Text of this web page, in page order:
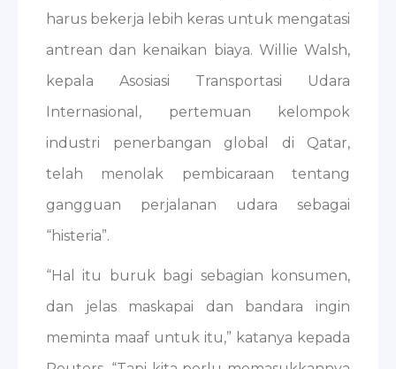
harus bekerja lebih keras untuk mengatasi
antrean dan kenaikan biaya. Willie Walsh,
kepala Asosiasi Transportasi Udara
Internasional, pertemuan kelompok
industri penerbangan global di Qatar,
telah menolak pembicaraan tentang
gangguan perjalanan udara sebagai
“histeria”.
“Hal itu buruk bagi sebagian konsumen,
dan jelas maskapai dan bandara ingin
meminta maaf untuk itu,” katanya kepada